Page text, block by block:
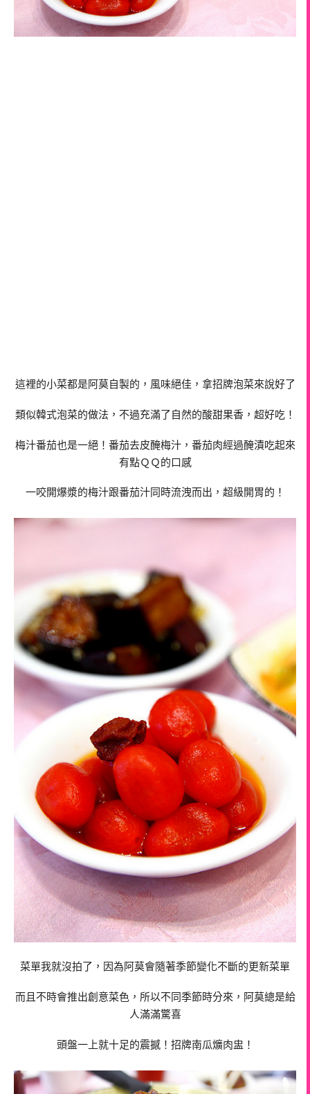
這裡的小菜都是阿莫自製的，風味絕佳，拿招牌泡菜來說好了
類似韓式泡菜的做法，不過充滿了自然的酸甜果香，超好吃！
梅汁番茄也是一絕！番茄去皮醃梅汁，番茄肉經過醃漬吃起來
有點ＱＱ的口感
一咬開爆漿的梅汁跟番茄汁同時流洩而出，超級開胃的！
菜單我就沒拍了，因為阿莫會隨著季節變化不斷的更新菜單
而且不時會推出創意菜色，所以不同季節時分來，阿莫總是給
人滿滿驚喜
頭盤一上就十足的震撼！招牌南瓜爌肉盅！